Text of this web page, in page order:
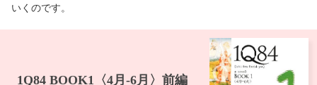
いくのです。